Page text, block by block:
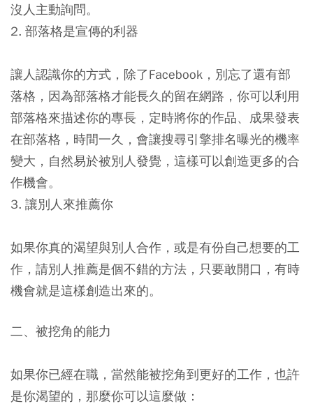
沒人主動詢問。
2. 部落格是宣傳的利器
讓人認識你的方式，除了Facebook，別忘了還有部
落格，因為部落格才能長久的留在網路，你可以利用
部落格來描述你的專長，定時將你的作品、成果發表
在部落格，時間一久，會讓搜尋引擎排名曝光的機率
變大，自然易於被別人發覺，這樣可以創造更多的合
作機會。
3. 讓別人來推薦你
如果你真的渴望與別人合作，或是有份自己想要的工
作，請別人推薦是個不錯的方法，只要敢開口，有時
機會就是這樣創造出來的。
二、被挖角的能力
如果你已經在職，當然能被挖角到更好的工作，也許
是你渴望的，那麼你可以這麼做：